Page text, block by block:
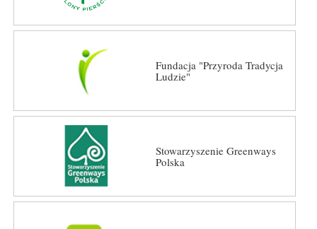
Fundacja "Przyroda Tradycja
Ludzie"
Stowarzyszenie Greenways
Polska